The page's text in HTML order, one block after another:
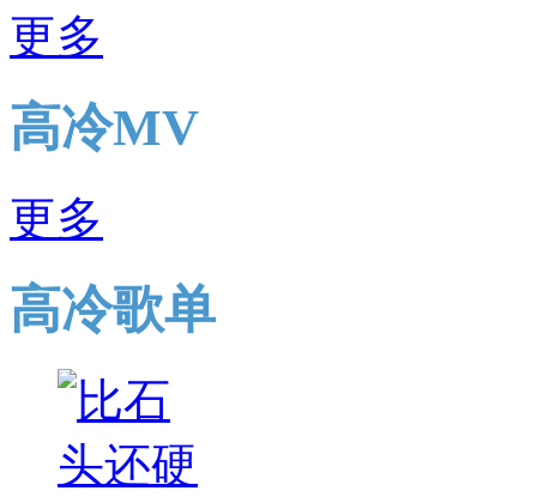
更多
高冷MV
更多
高冷歌单